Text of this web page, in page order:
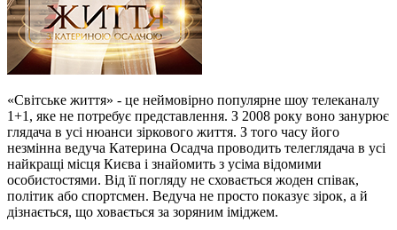
«Світське життя» - це неймовірно популярне шоу телеканалу
1+1, яке не потребує представлення. З 2008 року воно занурює
глядача в усі нюанси зіркового життя. З того часу його
незмінна ведуча Катерина Осадча проводить телеглядача в усі
найкращі місця Києва і знайомить з усіма відомими
особистостями. Від її погляду не сховається жоден співак,
політик або спортсмен. Ведуча не просто показує зірок, а й
дізнається, що ховається за зоряним іміджем.